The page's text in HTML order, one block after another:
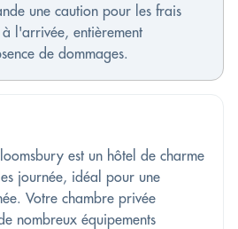
une caution pour les frais
l'arrivée, entièrement
de dommages.
est un hôtel de charme
journée, idéal pour une
Votre chambre privée
nombreux équipements